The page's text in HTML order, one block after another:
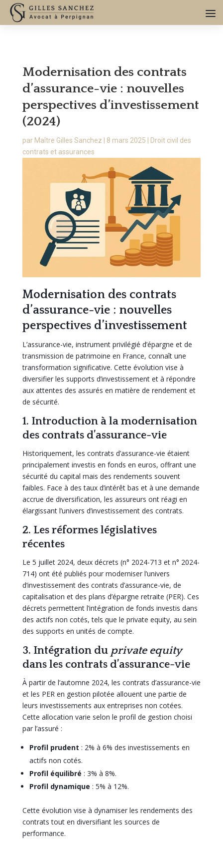
Modernisation des contrats
d’assurance-vie : nouvelles
perspectives d’investissement
(2024)
par Maître Gilles Sanchez 8 mars 2025
Droit civil des
contrats et assurances
Modernisation des contrats
d’assurance-vie : nouvelles
perspectives d’investissement
L’assurance-vie, instrument privilégié d’épargne et de
transmission de patrimoine en France, connaît une
transformation significative. Cette évolution vise à
diversifier les supports d’investissement et à répondre
aux attentes des assurés en matière de rendement et
de sécurité.
1. Introduction à la modernisation
des contrats d’assurance-vie
Historiquement, les contrats d’assurance-vie étaient
principalement investis en fonds en euros, offrant une
sécurité du capital mais des rendements souvent
faibles. Face à des taux d’intérêt bas et à une demande
accrue de diversification, les assureurs ont réagi en
élargissant l’univers d’investissement des contrats.
2. Les réformes législatives
récentes
Le 5 juillet 2024, deux décrets (n° 2024-713 et n° 2024-
714) ont été publiés pour moderniser l’univers
d’investissement des contrats d’assurance-vie, de
capitalisation et des plans d’épargne retraite (PER). Ces
décrets permettent l’intégration de fonds investis dans
des actifs non cotés, tels que le private equity, au sein
des supports en unités de compte.
3. Intégration du private equity
dans les contrats d’assurance-vie
À partir de l’automne 2024, les contrats d’assurance-vie
et les PER en gestion pilotée allouent une partie de
leurs investissements aux entreprises non cotées.
Cette allocation varie selon le profil de gestion choisi
par l’assuré :
Profil prudent : 2% à 6% des investissements en
actifs non cotés.
Profil équilibré : 3% à 8%.
Profil dynamique : 5% à 12%.
Cette évolution vise à dynamiser les rendements des
contrats tout en diversifiant les sources de
performance.